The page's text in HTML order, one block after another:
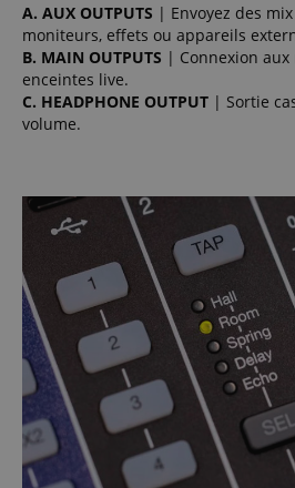
A. AUX OUTPUTS | Envoyez des
moniteurs, effets ou appareils
B. MAIN OUTPUTS | Connexion
enceintes live.
C. HEADPHONE OUTPUT | Sortie
volume.